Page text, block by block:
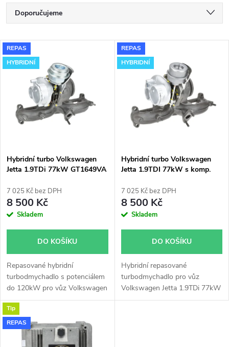
Ř
a
z
n
p
r
o
u
k
t
Doporučujeme
Nejdražší
Nejprodávanější
Abecedně
V
ý
p
s
p
r
o
d
u
k
t
REPAS
HYBRIDNÍ
Hybridní turbo Volkswagen
Jetta 1.9TDi 77kW GT1649VA
7 025 Kč bez DPH
8 500 Kč
Skladem
DO KOŠÍKU
Repasované hybridní
turbodmychadlo s potenciálem
do 120kW pro vůz Volkswagen
Jetta 1.9TDi 77kW BXE BKC
BJB Garrett 751851
GT1649VA.
REPAS
HYBRIDNÍ
Hybridní turbo Volkswagen
Jetta 1.9TDI 77kW s komp.
54399700022 54399700011
7 025 Kč bez DPH
8 500 Kč
Skladem
DO KOŠÍKU
Hybridní repasované
turbodmychadlo pro vůz
Volkswagen Jetta 1.9TDi 77kW
BXE BKC BJB s kompresorovou
Tip
REPAS